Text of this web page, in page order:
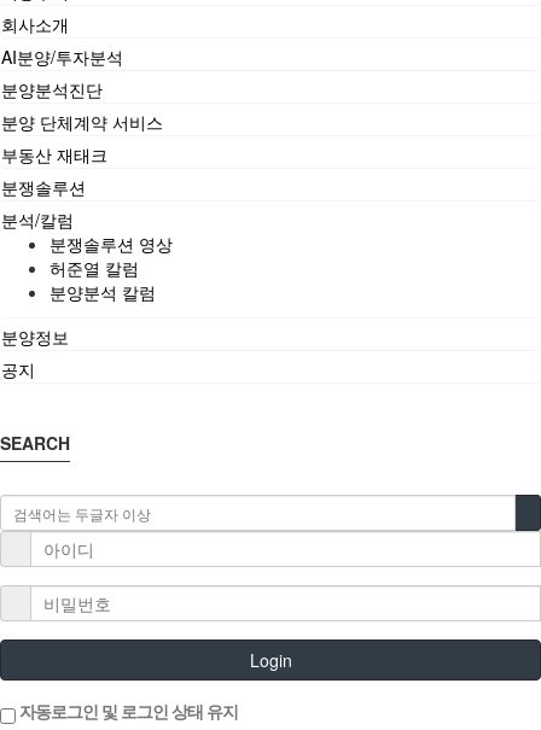
회사소개
AI분양/투자분석
분양분석진단
분양 단체계약 서비스
부동산 재태크
분쟁솔루션
분석/칼럼
분쟁솔루션 영상
허준열 칼럼
분양분석 칼럼
분양정보
공지
SEARCH
Login
자동로그인 및 로그인 상태 유지